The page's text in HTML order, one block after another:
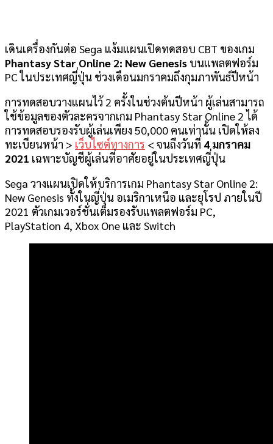
เดินเครื่องกันต่อ Sega แง้มแผนเปิดทดสอบ CBT ของเกม
Phantasy Star Online 2: New Genesis บนแพลตฟอร์ม
PC ในประเทศญี่ปุ่น ช่วงเดือนมกราคมถึงกุมภาพันธ์ปีหน้า
การทดสอบวางแผนไว้ 2 ครั้งในช่วงต้นปีหน้า ผู้เล่นสามารถ
ใช้ข้อมูลของตัวละครจากเกม Phantasy Star Online 2 ได้
การทดสอบรองรับผู้เล่นเพียง 50,000 คนเท่านั้น เปิดให้ลง
ทะเบียนหน้า > เว็บไซต์ทางการ < จนถึงวันที่ 4 มกราคม
2021 เฉพาะบัญชีผู้เล่นที่อาศัยอยู่ในประเทศญี่ปุ่น
Sega วางแผนเปิดให้บริการเกม Phantasy Star Online 2:
New Genesis ทั้งในญี่ปุ่น อเมริกาเหนือ และยุโรป ภายในปี
2021 ตัวเกมเวอร์ชั่นเต็มรองรับแพลตฟอร์ม PC,
PlayStation 4, Xbox One และ Switch